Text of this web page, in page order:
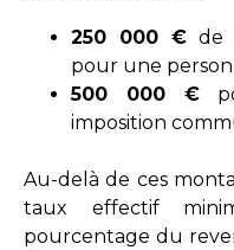
250 000 €de
pour une
500 000 €
imposition
Au-delà de ces
taux effectif
pourcentage du